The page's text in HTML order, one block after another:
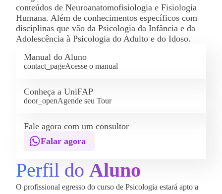
conteúdos de Neuroanatomofisiologia e Fisiologia
Humana. Além de conhecimentos específicos com
disciplinas que vão da Psicologia da Infância e da
Adolescência à Psicologia do Adulto e do Idoso.
Manual do Aluno
contact_pageAcesse o manual
Conheça a UniFAP
door_openAgende seu Tour
Fale agora com um consultor
Falar agora
Perfil do Aluno
O profissional egresso do curso de Psicologia estará apto a